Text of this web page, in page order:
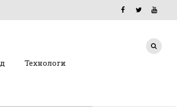
Технологи